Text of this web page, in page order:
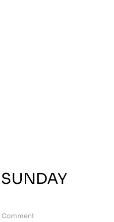
Comment